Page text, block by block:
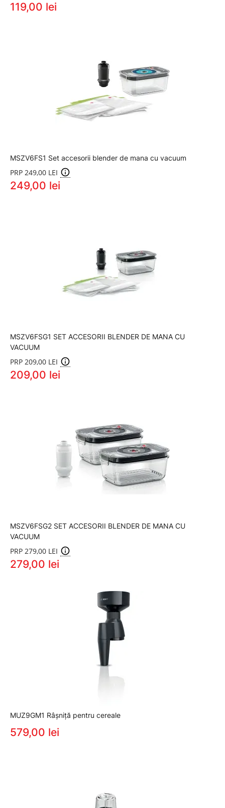
119,00 lei
MSZV6FS1 Set accesorii blender de mana cu vacuum
PRP 249,00 LEI
249,00 lei
MSZV6FSG1 SET ACCESORII BLENDER DE MANA CU
VACUUM
PRP 209,00 LEI
209,00 lei
MSZV6FSG2 SET ACCESORII BLENDER DE MANA CU
VACUUM
PRP 279,00 LEI
279,00 lei
MUZ9GM1 Râșniță pentru cereale
579,00 lei